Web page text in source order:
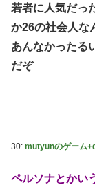
若者に人気だっ
か26の社会人な
あんなかったる
だぞ
30: mutyunのゲーム
ペルソナとかい